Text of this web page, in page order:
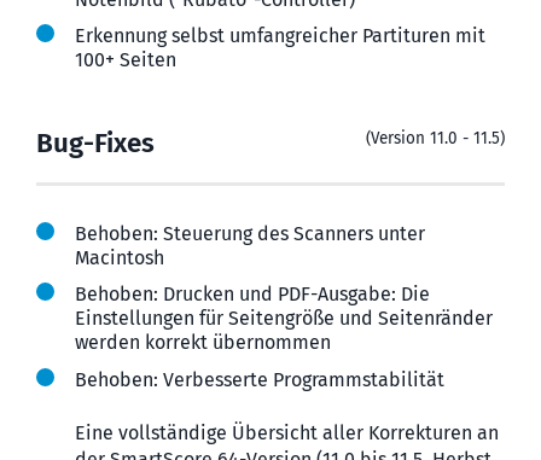
Erkennung selbst umfangreicher Partituren mit
100+ Seiten
Bug-Fixes (Version 11.0 - 11.5)
Behoben: Steuerung des Scanners unter
Macintosh
Behoben: Drucken und PDF-Ausgabe: Die
Einstellungen für Seiten­größe und Seiten­ränder
werden korrekt über­nommen
Behoben: Verbesserte Programm­stabilität
Eine vollständige Über­sicht aller Korrekturen an